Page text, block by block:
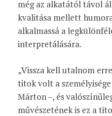
még az alkatától távol
kvalitása mellett
alkalmassá a
interpretálására.
„Vissza kell utalnom
titok volt a
Márton –, és
művészetének is ez a